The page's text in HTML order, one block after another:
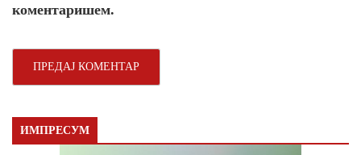
коментаришем.
ИМПРЕСУМ